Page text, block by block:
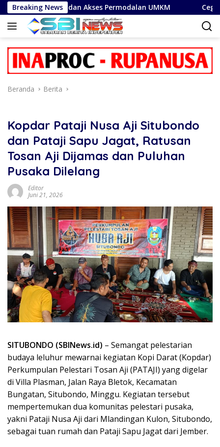
Langsung
ke
konten
Breaking News
dan Akses Permodalan UMKM Cegah Phishing dan
Beranda Berita
Kopdar Pataji Nusa Aji Situbondo
dan Pataji Sapu Jagat, Ratusan
Tosan Aji Dijamas dan Puluhan
Pusaka Dilelang
Editor
Juni 21, 2026
SITUBONDO (SBINews.id) – Semangat pelestarian
budaya leluhur mewarnai kegiatan Kopi Darat (Kopdar)
Perkumpulan Pelestari Tosan Aji (PATAJI) yang digelar
di Villa Plasman, Jalan Raya Bletok, Kecamatan
Bungatan, Situbondo, Minggu. Kegiatan tersebut
mempertemukan dua komunitas pelestari pusaka,
yakni Pataji Nusa Aji dari Mlandingan Kulon, Situbondo,
sebagai tuan rumah dan Pataji Sapu Jagat dari Jember.